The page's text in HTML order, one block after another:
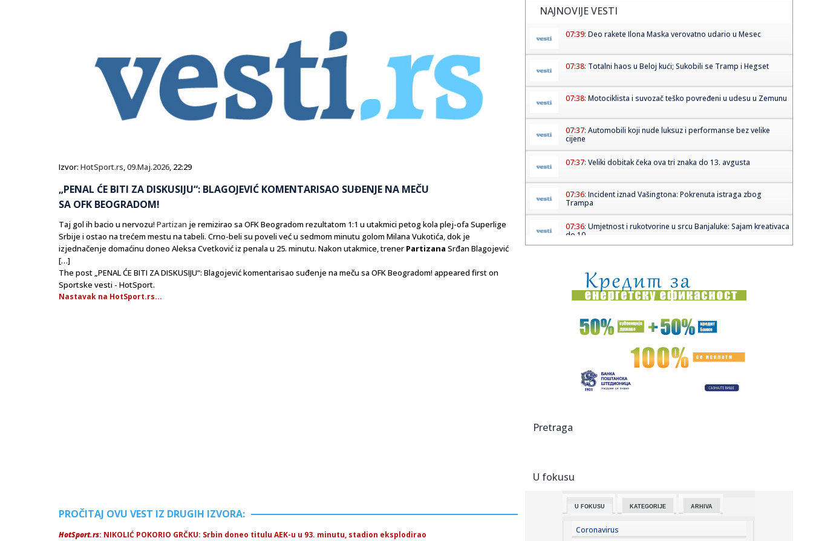
Izvor: HotSport.rs,09.Maj.2026, 22:29
„PENAL ĆE BITI ZA DISKUSIJU“: BLAGOJEVIĆ KOMENTARISAO SUĐENJE NA MEČU
SA OFK BEOGRADOM!
Taj gol ih bacio u nervozu! Partizan je remizirao sa OFK Beogradom rezultatom 1:1 u utakmici petog kola plej-ofa Superlige
Srbije i ostao na trećem mestu na tabeli. Crno-beli su poveli već u sedmom minutu golom Milana Vukotića, dok je
izjednačenje domaćinu doneo Aleksa Cvetković iz penala u 25. minutu. Nakon utakmice, trener Partizana Srđan Blagojević
[…]
The post „PENAL ĆE BITI ZA DISKUSIJU“: Blagojević komentarisao suđenje na meču sa OFK Beogradom! appeared first on
Sportske vesti - HotSport.
Nastavak na HotSport.rs...
PROČITAJ OVU VEST IZ DRUGIH IZVORA:
HotSport.rs: NIKOLIĆ POKORIO GRČKU: Srbin doneo titulu AEK-u u 93. minutu, stadion eksplodirao
NAJNOVIJE VESTI
07:39: Deo rakete Ilona Maska verovatno udario u Mesec
07:38: Totalni haos u Beloj kući; Sukobili se Tramp i Hegset
07:38: Motociklista i suvozač teško povređeni u udesu u Zemunu
07:37: Automobili koji nude luksuz i performanse bez velike
cijene
07:37: Veliki dobitak čeka ova tri znaka do 13. avgusta
07:36: Incident iznad Vašingtona: Pokrenuta istraga zbog
Trampa
07:36: Umjetnost i rukotvorine u srcu Banjaluke: Sajam kreativaca
do 10....
07:36:Boravak Elfete Veseli na slobodi sumrak pravosuđa u BiH
07:32:Tom Holand obara rekorde: "Spajdermen" mu doneo
honorar od kojeg ...
Планирана искључења струје за ...
07:31:Sedma godina kampa "Srbija te zove": Vučić danas
pa uhap...
07:26:
07:25:
Vučić danas na dočeku pripadnika MUP-a koji su
Pretraga
U fokusu
U FOKUSU KATEGORIJE ARHIVA
Coronavirus